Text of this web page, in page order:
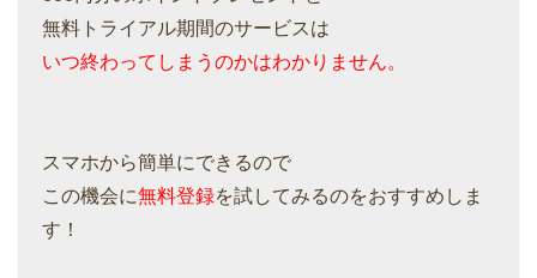
無料トライアル期間のサービスは
いつ終わってしまうのかはわかりません。
スマホから簡単にできるので
この機会に無料登録を試してみるのをおすすめしま
す！